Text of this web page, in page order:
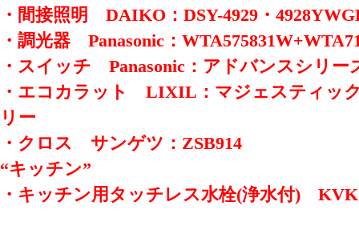
・間接照明 DAIKO：DSY-4929・
・調光器 Panasonic：
・スイッチ Panasonic：アドバンスシリー
・エコカラット LIXIL：マジェスティッ
リー
・クロス サンゲツ：ZSB914
“キッチン”
・キッチン用タッチレス水栓(浄水付) KVK